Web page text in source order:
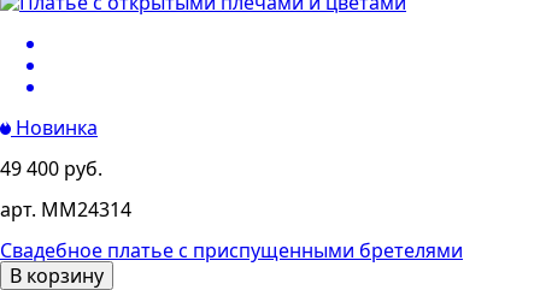
Новинка
49 400 руб.
арт. MM24314
Свадебное платье с приспущенными бретелями
В корзину